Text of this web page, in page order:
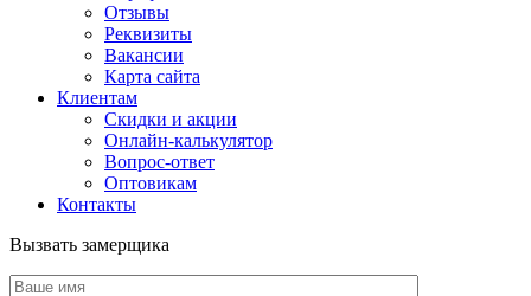
Отзывы
Реквизиты
Вакансии
Карта сайта
Клиентам
Скидки и акции
Онлайн-калькулятор
Вопрос-ответ
Оптовикам
Контакты
Вызвать замерщика